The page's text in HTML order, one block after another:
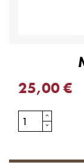
25,00 €